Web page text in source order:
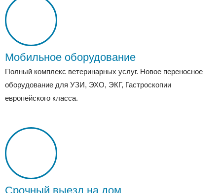
Мобильное оборудование
Полный комплекс ветеринарных услуг. Новое переносное
оборудование для УЗИ, ЭХО, ЭКГ, Гастроскопии
европейского класса.
Срочный выезд на дом